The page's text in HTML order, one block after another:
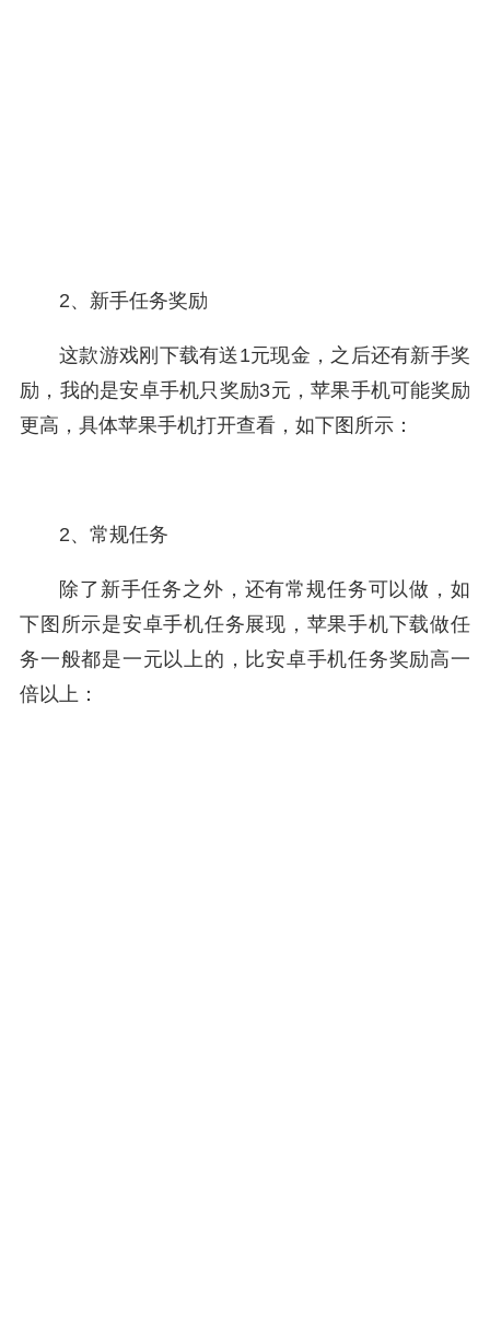
2、新手任务奖励
这款游戏刚下载有送1元现金，之后还有新手奖
励，我的是安卓手机只奖励3元，苹果手机可能奖励
更高，具体苹果手机打开查看，如下图所示：
2、常规任务
除了新手任务之外，还有常规任务可以做，如
下图所示是安卓手机任务展现，苹果手机下载做任
务一般都是一元以上的，比安卓手机任务奖励高一
倍以上：